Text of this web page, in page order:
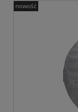
nowość